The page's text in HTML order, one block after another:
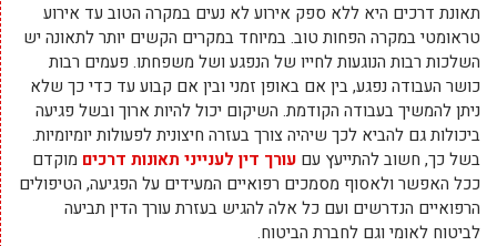
תאונת דרכים היא ללא ספק אירוע לא נעים במקרה הטוב עד אירוע
טראומטי במקרה הפחות טוב. במיוחד במקרים הקשים יותר לתאונה יש
השלכות רבות הנוגעות לחייו של הנפגע ושל משפחתו. פעמים רבות
כושר העבודה נפגע, בין אם באופן זמני ובין אם קבוע עד כדי כך שלא
ניתן להמשיך בעבודה הקודמת. השיקום יכול להיות ארוך ובשל פגיעה
ביכולות גם להביא לכך שיהיה צורך בעזרה חיצונית לפעולות יומיומיות.
בשל כך, חשוב להתייעץ עם עורך דין לענייני תאונות דרכים מוקדם
ככל האפשר ולאסוף מסמכים רפואיים המעידים על הפגיעה, הטיפולים
הרפואיים הנדרשים ועם כל אלה להגיש בעזרת עורך הדין תביעה
לביטוח לאומי וגם לחברת הביטוח.